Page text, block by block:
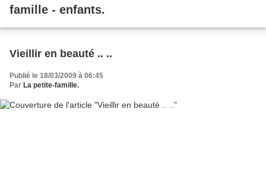
famille - enfants.
Vieillir en beauté .. ..
Publié le 18/03/2009 à 06:45
Par La petite-famille.